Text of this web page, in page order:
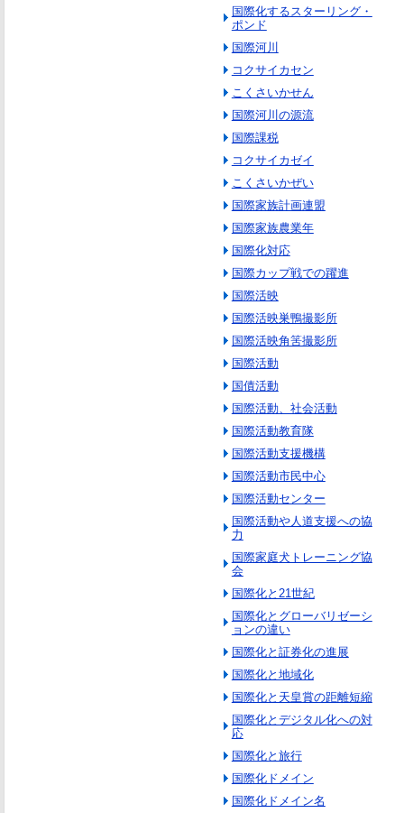
国際化するスターリング・
ポンド
国際河川
コクサイカセン
こくさいかせん
国際河川の源流
国際課税
コクサイカゼイ
こくさいかぜい
国際家族計画連盟
国際家族農業年
国際化対応
国際カップ戦での躍進
国際活映
国際活映巣鴨撮影所
国際活映角筈撮影所
国際活動
国債活動
国際活動、社会活動
国際活動教育隊
国際活動支援機構
国際活動市民中心
国際活動センター
国際活動や人道支援への協
力
国際家庭犬トレーニング協
会
国際化と21世紀
国際化とグローバリゼーシ
ョンの違い
国際化と証券化の進展
国際化と地域化
国際化と天皇賞の距離短縮
国際化とデジタル化への対
応
国際化と旅行
国際化ドメイン
国際化ドメイン名